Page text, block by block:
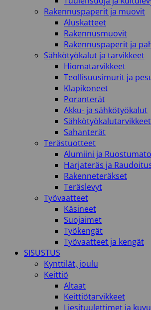
Rakennuspaperit ja muovit
Aluskatteet
Rakennusmuovit
Rakennuspaperit ja
Sähkötyökalut ja tarvikkeet
Hiomatarvikkeet
Teollisuusimurit ja
Klapikoneet
Poranterät
Akku- ja sähkötyökalut
Sähkötyökalutarvikkeet
Sahanterät
Terästuotteet
Alumiini ja
Harjateräs ja
Rakenneteräkset
Teräslevyt
Työvaatteet
Käsineet
Suojaimet
Työkengät
Työvaatteet ja kengät
SISUSTUS
Kynttilät, joulu
Keittiö
Altaat
Keittiötarvikkeet
Liesituulettimet ja